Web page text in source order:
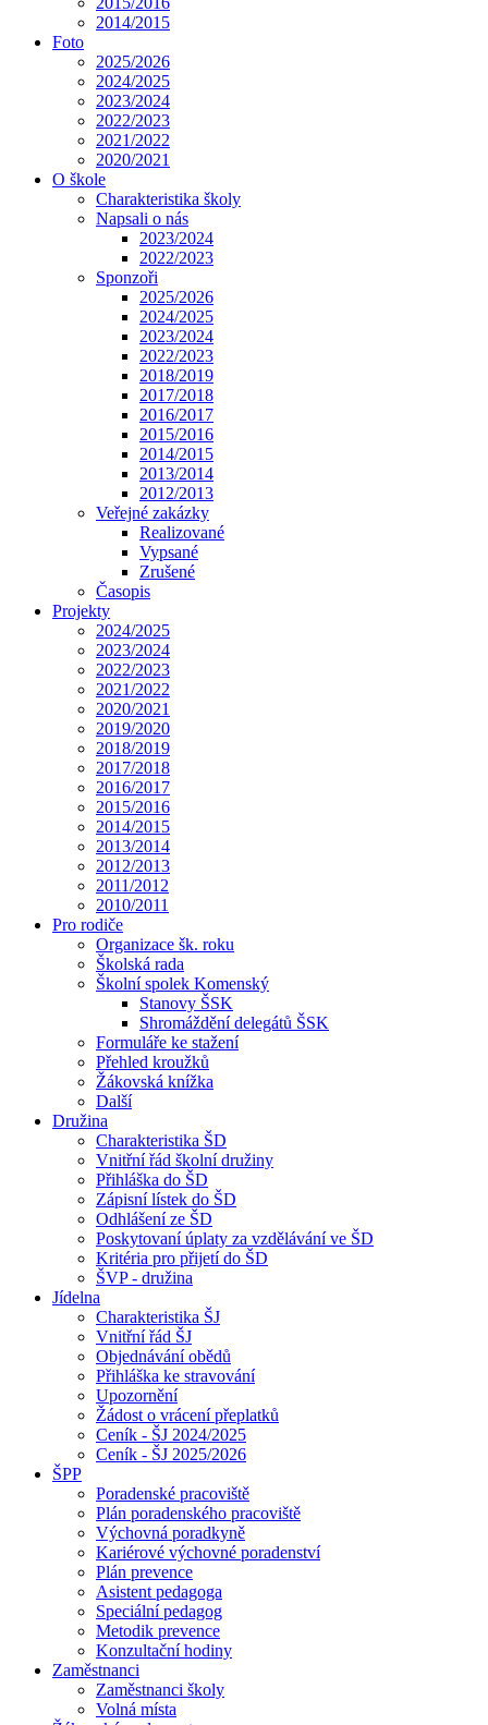
2014/2015
Foto
2025/2026
2024/2025
2023/2024
2022/2023
2021/2022
2020/2021
O škole
Charakteristika školy
Napsali o nás
2023/2024
2022/2023
Sponzoři
2025/2026
2024/2025
2023/2024
2022/2023
2018/2019
2017/2018
2016/2017
2015/2016
2014/2015
2013/2014
2012/2013
Veřejné zakázky
Realizované
Vypsané
Zrušené
Časopis
Projekty
2024/2025
2023/2024
2022/2023
2021/2022
2020/2021
2019/2020
2018/2019
2017/2018
2016/2017
2015/2016
2014/2015
2013/2014
2012/2013
2011/2012
2010/2011
Pro rodiče
Organizace šk. roku
Školská rada
Školní spolek Komenský
Stanovy ŠSK
Shromáždění delegátů ŠSK
Formuláře ke stažení
Přehled kroužků
Žákovská knížka
Další
Družina
Charakteristika ŠD
Vnitřní řád školní družiny
Přihláška do ŠD
Zápisní lístek do ŠD
Odhlášení ze ŠD
Poskytovaní úplaty za vzdělávání ve ŠD
Kritéria pro přijetí do ŠD
ŠVP - družina
Jídelna
Charakteristika ŠJ
Vnitřní řád ŠJ
Objednávání obědů
Přihláška ke stravování
Upozornění
Žádost o vrácení přeplatků
Ceník - ŠJ 2024/2025
Ceník - ŠJ 2025/2026
ŠPP
Poradenské pracoviště
Plán poradenského pracoviště
Výchovná poradkyně
Kariérové výchovné poradenství
Plán prevence
Asistent pedagoga
Speciální pedagog
Metodik prevence
Konzultační hodiny
Zaměstnanci
Zaměstnanci školy
Volná místa